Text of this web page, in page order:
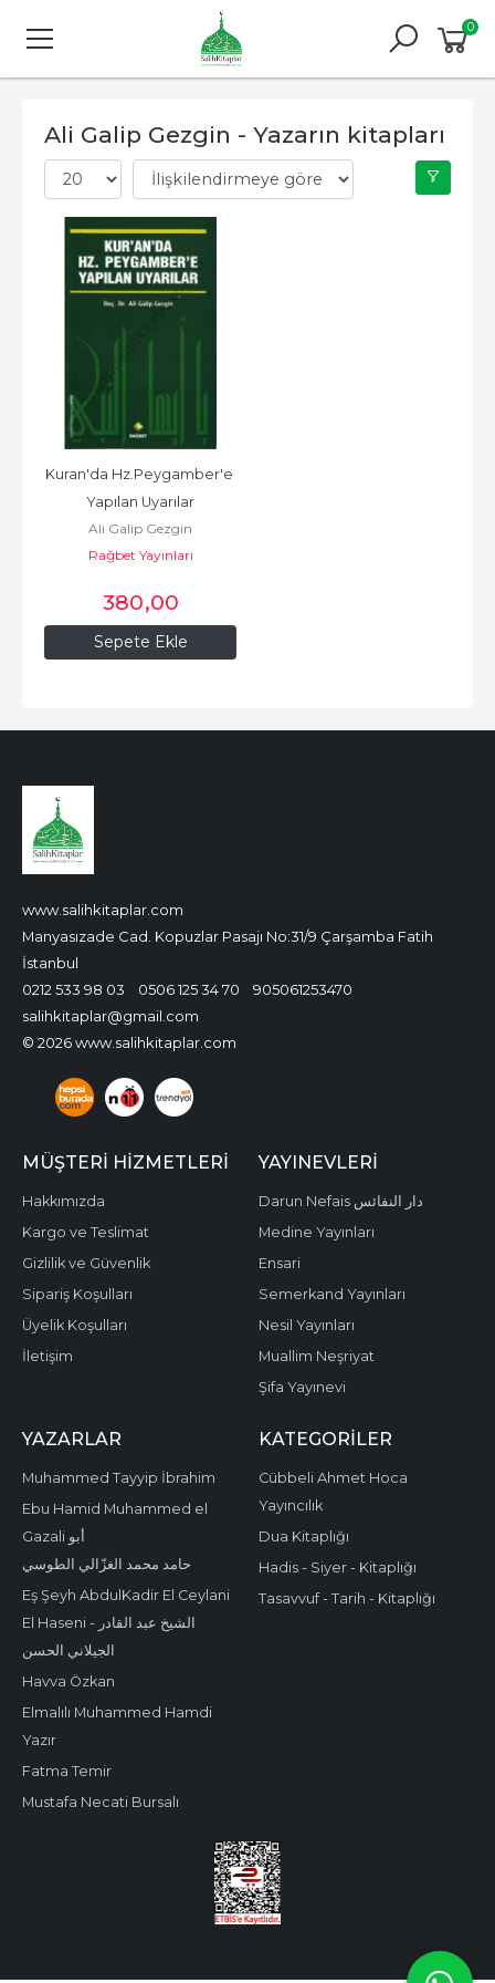
0
Ali Galip Gezgin - Yazarın kitapları
Sepete Ekle
Kuran'da Hz.Peygamber'e
Yapılan Uyarılar
Ali Galip Gezgin
Rağbet Yayınları
380,00
www.salihkitaplar.com
Manyasızade Cad. Kopuzlar Pasajı No:31/9 Çarşamba Fatih
İstanbul
0212 533 98 03
0506 125 34 70
905061253470
salihkitaplar@gmail.com
© 2026 www.salihkitaplar.com
MÜŞTERI HIZMETLERI
Hakkımızda
Kargo ve Teslimat
Gizlilik ve Güvenlik
Sipariş Koşulları
Üyelik Koşulları
İletişim
YAYINEVLERI
Darun Nefais دار النفائس
Medine Yayınları
Ensari
Semerkand Yayınları
Nesil Yayınları
Muallim Neşriyat
Şifa Yayınevi
YAZARLAR
Muhammed Tayyip İbrahim
Ebu Hamid Muhammed el
Gazali أبو
حامد محمد الغزّالي الطوسي
Eş Şeyh AbdulKadir El Ceylani
El Haseni - الشيخ عبد القادر
الجيلاني الحسن
Havva Özkan
Elmalılı Muhammed Hamdi
Yazır
Fatma Temir
Mustafa Necati Bursalı
KATEGORILER
Cübbeli Ahmet Hoca
Yayıncılık
Dua Kitaplığı
Hadis - Siyer - Kitaplığı
Tasavvuf - Tarih - Kitaplığı